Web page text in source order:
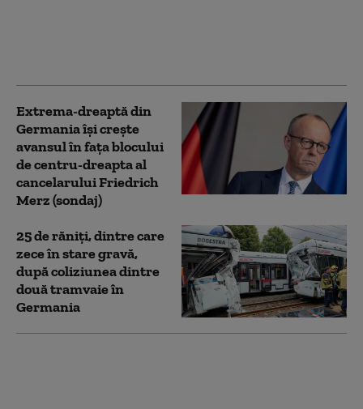
Extrema-dreaptă din
Germania îşi creşte
avansul în faţa blocului
de centru-dreapta al
cancelarului Friedrich
Merz (sondaj)
25 de răniţi, dintre care
zece în stare gravă,
după coliziunea dintre
două tramvaie în
Germania